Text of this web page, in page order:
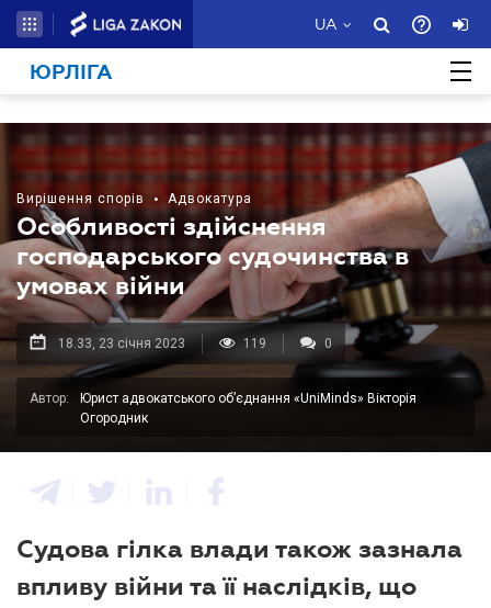
UA
ЮРЛІГА
Вирішення спорів • Адвокатура
Особливості здійснення
господарського судочинства в
умовах війни
18.33, 23 січня 2023 119 0
Автор:
Юрист адвокатського об’єднання «UniMinds» Вікторія
Огородник
Судова гілка влади також зазнала
впливу війни та її наслідків, що